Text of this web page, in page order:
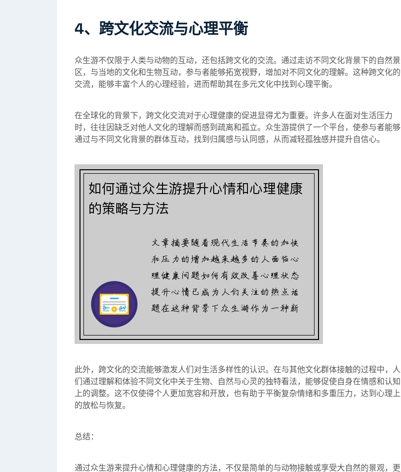
4、跨文化交流与心理平衡
众生游不仅限于人类与动物的互动，还包括跨文化的交流。通过走访不同文化背景下的自然景
区，与当地的文化和生物互动，参与者能够拓宽视野，增加对不同文化的理解。这种跨文化的
交流，能够丰富个人的心理经验，进而帮助其在多元文化中找到心理平衡。
在全球化的背景下，跨文化交流对于心理健康的促进显得尤为重要。许多人在面对生活压力
时，往往因缺乏对他人文化的理解而感到疏离和孤立。众生游提供了一个平台，使参与者能够
通过与不同文化背景的群体互动，找到归属感与认同感，从而减轻孤独感并提升自信心。
此外，跨文化的交流能够激发人们对生活多样性的认识。在与其他文化群体接触的过程中，人
们通过理解和体验不同文化中关于生物、自然与心灵的独特看法，能够促使自身在情感和认知
上的调整。这不仅使得个人更加宽容和开放，也有助于平衡复杂情绪和多重压力，达到心理上
的放松与恢复。
总结：
通过众生游来提升心情和心理健康的方法，不仅是简单的与动物接触或享受大自然的景观，更